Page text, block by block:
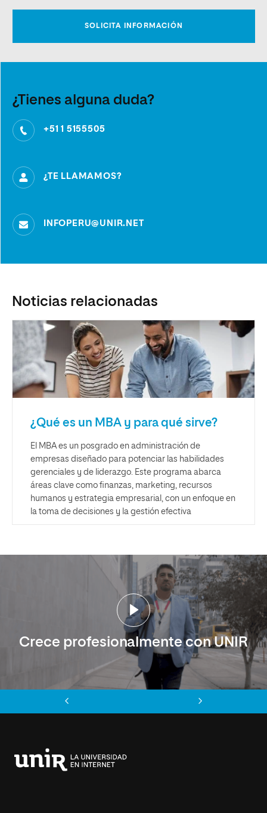
¿Tienes alguna duda?
+51 1 5155505
¿TE LLAMAMOS?
INFOPERU@UNIR.NET
Noticias relacionadas
¿Qué es un MBA y para qué sirve?
El MBA es un posgrado en administración de
empresas diseñado para potenciar las habilidades
gerenciales y de liderazgo. Este programa abarca
áreas clave como finanzas, marketing, recursos
humanos y estrategia empresarial, con un enfoque en
la toma de decisiones y la gestión efectiva
Crece profesionalmente con UNIR